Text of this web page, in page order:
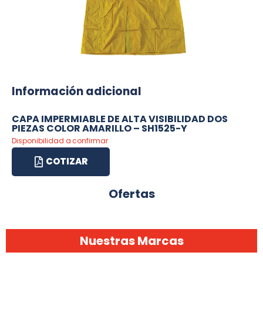
Información adicional
CAPA IMPERMIABLE DE ALTA VISIBILIDAD DOS
PIEZAS COLOR AMARILLO – SH1525-Y
Disponibilidad a confirmar
COTIZAR
Ofertas
Nuestras Marcas